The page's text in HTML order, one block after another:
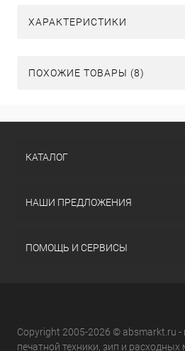
ХАРАКТЕРИСТИКИ
ПОХОЖИЕ ТОВАРЫ (8)
КАТАЛОГ
НАШИ ПРЕДЛОЖЕНИЯ
ПОМОЩЬ И СЕРВИСЫ
Copyright 2005-2026 © absmarkt.ru -
печатной техники, зип и